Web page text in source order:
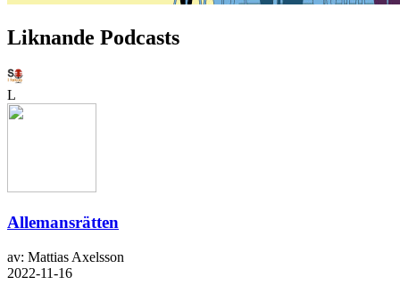
Liknande Podcasts
L
Allemansrätten
av: Mattias Axelsson
2022-11-16